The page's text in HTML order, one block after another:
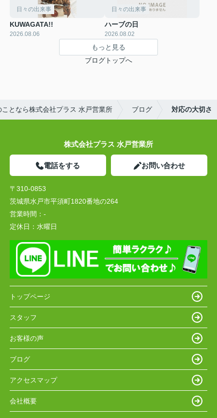
日々の出来事
KUWAGATA!!
2026.08.06
日々の出来事
ハーブの日
2026.08.02
もっと見る
ブログトップへ
となら株式会社プラス 水戸営業所 ブログ 対応の大切さ
株式会社プラス 水戸営業所
電話をする お問い合わせ
〒310-0853
茨城県水戸市平須町1820番地の264
営業時間： -
定休日： 水曜日
トップページ
スタッフ
お客様の声
ブログ
アクセスマップ
会社概要